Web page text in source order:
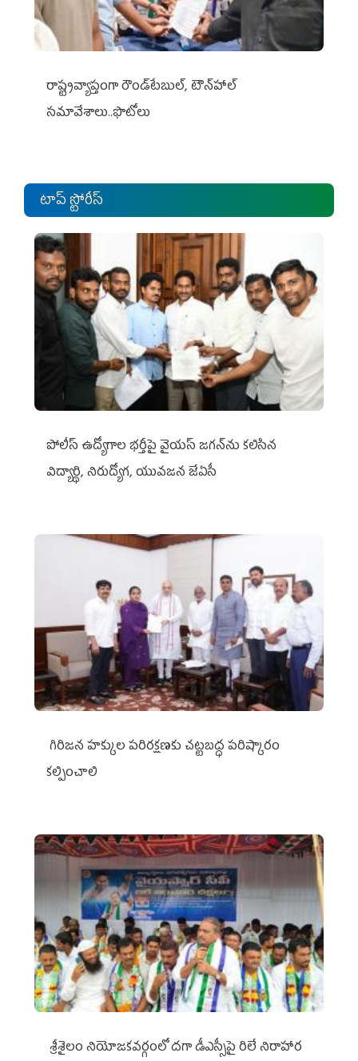
రాష్ట్రవ్యాప్తంగా రౌండ్‌టేబుల్‌, టౌన్‌హాల్‌
సమావేశాలు..ఫొటోలు
టాప్ స్టోరీస్
పోలీస్ ఉద్యోగాల భర్తీపై వైయస్ జగన్‌ను కలిసిన
విద్యార్థి, నిరుద్యోగ, యువజన జేఏసీ
గిరిజన హక్కుల పరిరక్షణకు చట్టబద్ధ పరిష్కారం
కల్పించాలి
శ్రీశైలం నియోజకవర్గంలో దగా డీఎస్సీపై రిలే నిరాహార